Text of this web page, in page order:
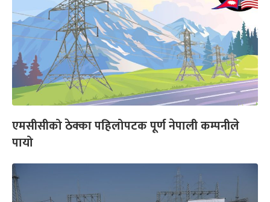
एमसीसीको ठेक्का पहिलोपटक पूर्ण नेपाली कम्पनीले
पायो